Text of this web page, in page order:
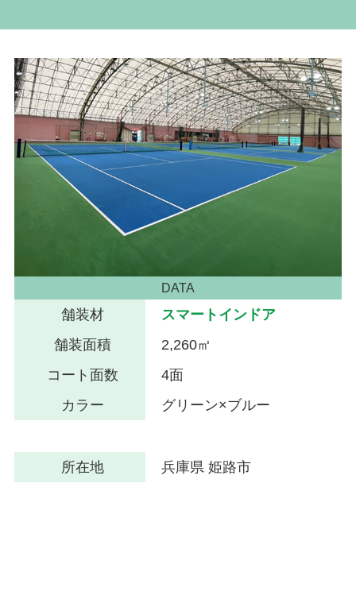
DATA
舗装材
スマートインドア
舗装面積
2,260㎡
コート面数
4面
カラー
グリーン×ブルー
所在地 兵庫県 姫路市